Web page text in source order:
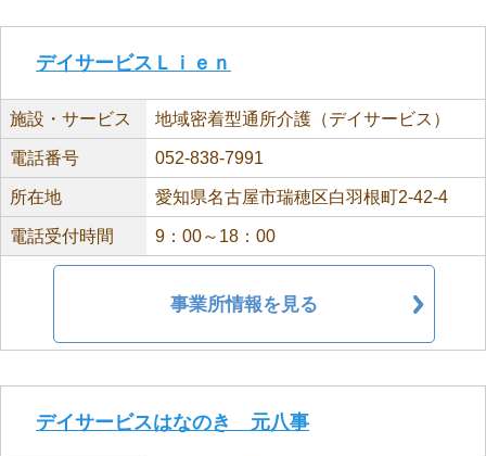
デイサービスＬｉｅｎ
施設・サービス 地域密着型通所介護（デイサービス）
電話番号 052-838-7991
所在地 愛知県名古屋市瑞穂区白羽根町2-42-4
電話受付時間 9：00～18：00
事業所情報を見る
デイサービスはなのき 元八事